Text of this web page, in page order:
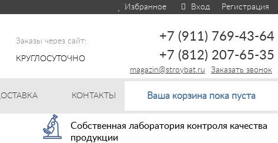
Избранное Вход Регистрация
Заказы через сайт:
КРУГЛОСУТОЧНО
+7 (911) 769-43-64
+7 (812) 207-65-35
Заказать звонок
magazin@stroybat.ru
КОНТАКТЫ Ваша корзина пока пуста
Собственная лаборатория контроля качества
продукции